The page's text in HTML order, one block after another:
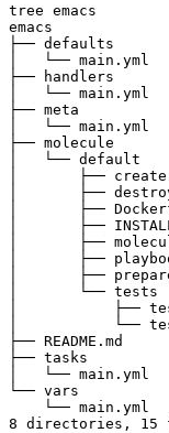
tree emacs
emacs
├── defaults
│   └── main.yml
├── handlers
│   └── main.yml
├── meta
│   └── main.yml
├── molecule
│   └── default
│       ├──
│       ├──
│       ├──
│       ├──
│       ├──
│       ├──
│       ├──
│       └── tests
│           ├──
│           └──
├── README.md
├── tasks
│   └── main.yml
└── vars
    └── main.yml
8 directories, 15